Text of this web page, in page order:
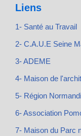
Liens
1- Santé au Travail
2- C.A.U.E Seine
3- ADEME
4- Maison de
5- Région
6- Association
7- Maison du Parc